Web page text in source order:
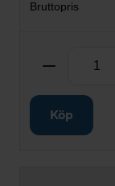
Ta bort
Köp